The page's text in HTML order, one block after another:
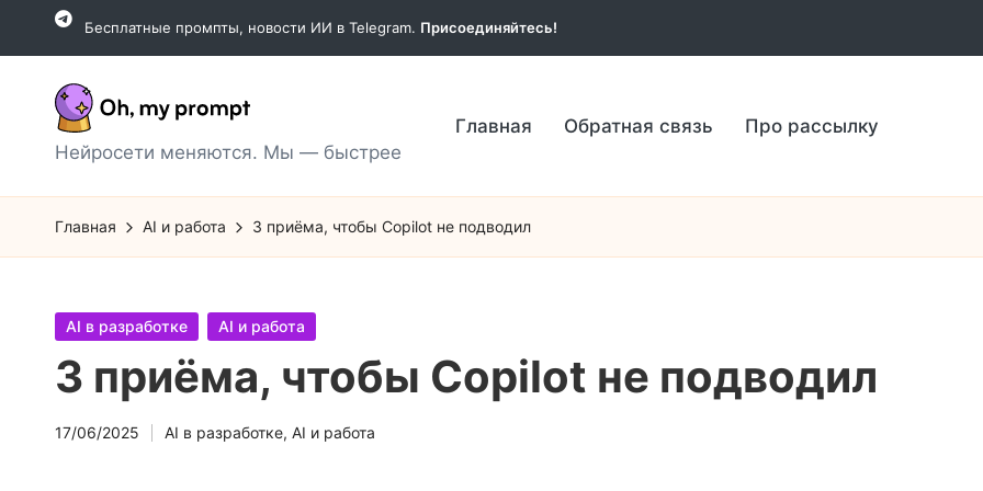
Перейти
содержимому
Бесплатные промпты, новости ИИ в Telegram. Присоединяйтесь!
O
h,
m
y
p
r
o
Нейросети меняются. Мы — быстрее
Главная Обратная связь Про рассылку
Главная AI и работа 3 приёма, чтобы Copilot не подводил
Опубликовано
AI в разработке AI и работа
3 приёма, чтобы Copilot не подводил
17/06/2025
Опубликовано
AI в разработке, AI и работа